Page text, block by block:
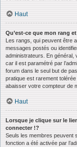
Haut
Qu’est-ce que mon rang
Les rangs, qui peuvent être
messages postés ou
administrateurs. En général,
car il est paramétré par
forum dans le seul but de
pratique est rarement
abaisser votre compteur de
Haut
Lorsque je clique sur le
connecter !?
Seuls les membres peuvent
fonction a été activée par